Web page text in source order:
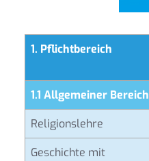
1. Pflichtbereich
1.1 Allgemeiner Bereich
Religionslehre
Geschichte mit